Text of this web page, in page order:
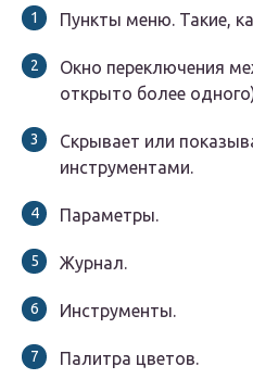
Пункты меню. Такие,
Окно переключения
открыто более
Скрывает или
инструментами.
Параметры.
Журнал.
Инструменты.
Палитра цветов.